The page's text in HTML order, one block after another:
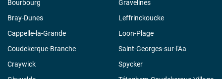
Bourbourg
Bray-Dunes
Cappelle-la-Grande
Coudekerque-Branche
Craywick
Gravelines
Leffrinckoucke
Loon-Plage
Saint-Georges-sur-l'Aa
Spycker